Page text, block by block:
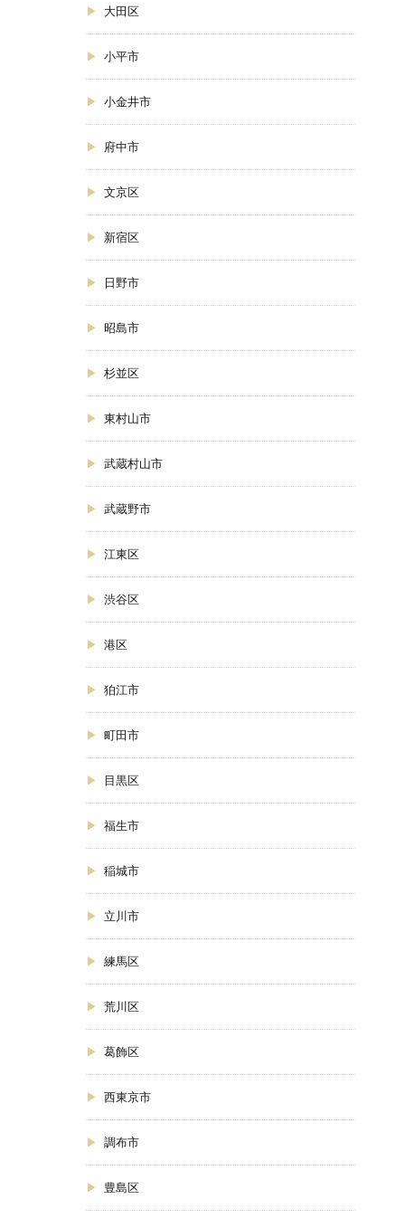
大田区
小平市
小金井市
府中市
文京区
新宿区
日野市
昭島市
杉並区
東村山市
武蔵村山市
武蔵野市
江東区
渋谷区
港区
狛江市
町田市
目黒区
福生市
稲城市
立川市
練馬区
荒川区
葛飾区
西東京市
調布市
豊島区